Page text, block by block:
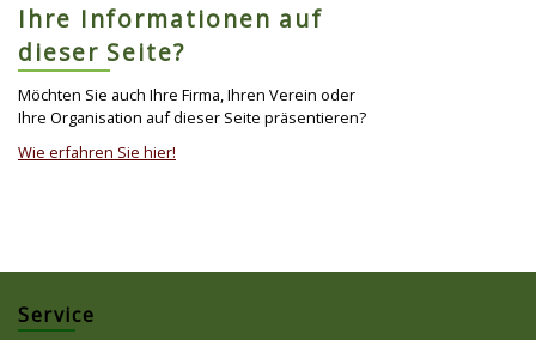
Ihre Informationen auf
dieser Seite?
Möchten Sie auch Ihre Firma, Ihren Verein oder
Ihre Organisation auf dieser Seite präsentieren?
Wie erfahren Sie hier!
Service